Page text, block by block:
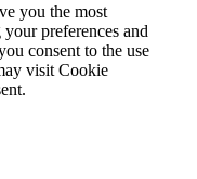
you the most
preferences and
consent to the use
visit Cookie